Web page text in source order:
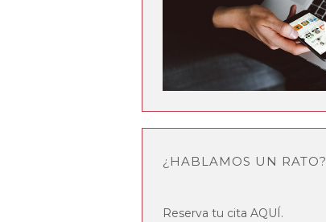
¿HABLAMOS UN RATO?
Reserva tu cita AQUÍ .